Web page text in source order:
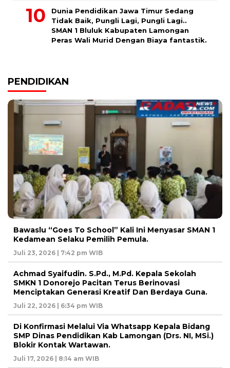
Dunia Pendidikan Jawa Timur Sedang
Tidak Baik, Pungli Lagi, Pungli Lagi..
SMAN 1 Bluluk Kabupaten Lamongan
Peras Wali Murid Dengan Biaya fantastik.
PENDIDIKAN
Bawaslu “Goes To School” Kali Ini Menyasar SMAN 1
Kedamean Selaku Pemilih Pemula.
Juli 23, 2026 | 7:42 pm WIB
Achmad Syaifudin. S.Pd., M.Pd. Kepala Sekolah
SMKN 1 Donorejo Pacitan Terus Berinovasi
Menciptakan Generasi Kreatif Dan Berdaya Guna.
Juli 22, 2026 | 6:34 pm WIB
Di Konfirmasi Melalui Via Whatsapp Kepala Bidang
SMP Dinas Pendidikan Kab Lamongan (Drs. NI, MSi.)
Blokir Kontak Wartawan.
Juli 17, 2026 | 8:14 am WIB